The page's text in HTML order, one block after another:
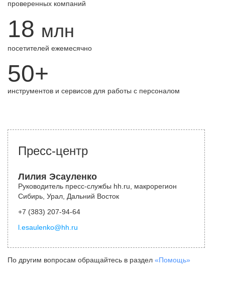
проверенных компаний
18 млн
посетителей ежемесячно
50+
инструментов и сервисов для работы с персоналом
Пресс-центр
Лилия Эсауленко
Руководитель пресс-службы hh.ru, макрорегион
Сибирь, Урал, Дальний Восток
+7 (383) 207-94-64
l.esaulenko@hh.ru
По другим вопросам обращайтесь в раздел «Помощь»